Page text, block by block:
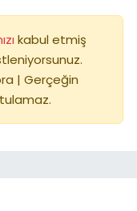
kabul etmiş
| Gerçeğin